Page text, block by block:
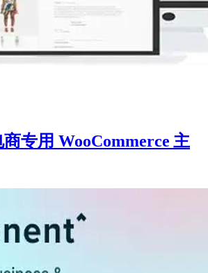
专用 WooCommerce 主